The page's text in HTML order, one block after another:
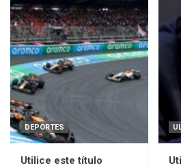
DEPORTES
Utilice este título